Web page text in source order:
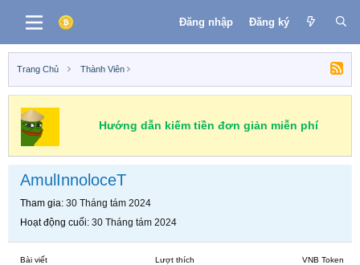
Đăng nhập Đăng ký
Trang Chủ Thành Viên
Hướng dẫn kiếm tiền đơn giản miễn phí
AmulInnoloceT
Tham gia 30 Tháng tám 2024
Hoạt động cuối 30 Tháng tám 2024
Bài viết Lượt thích VNB Token